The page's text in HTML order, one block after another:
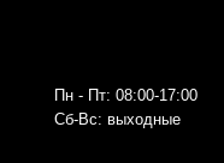
Пн - Пт: 08:00-17:00
Сб-Вс: выходные